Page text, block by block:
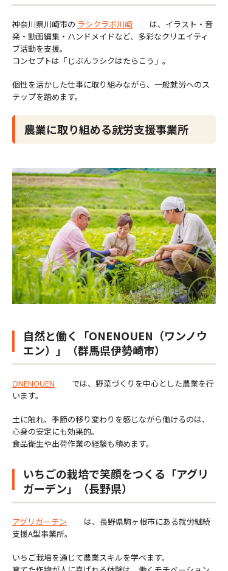
神奈川県川崎市の ラシクラボ川崎
は、イラスト・音
楽・動画編集・ハンドメイドなど、多彩なクリエイティ
ブ活動を支援。
コンセプトは「じぶんラシクはたらこう」。
個性を活かした仕事に取り組みながら、一般就労へのス
テップを踏めます。
農業に取り組める就労支援事業所
自然と働く「ONENOUEN（ワンノウ
エン）」（群馬県伊勢崎市）
ONENOUEN
では、野菜づくりを中心とした農業を行
います。
土に触れ、季節の移り変わりを感じながら働けるのは、
心身の安定にも効果的。
食品衛生や出荷作業の経験も積めます。
いちごの栽培で笑顔をつくる「アグリ
ガーデン」（長野県）
アグリガーデン
は、長野県駒ヶ根市にある就労継続
支援A型事業所。
いちご栽培を通じて農業スキルを学べます。